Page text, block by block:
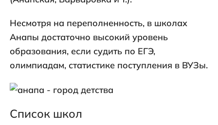
Несмотря на переполненность, в школах
Анапы достаточно высокий уровень
образования, если судить по ЕГЭ,
олимпиадам, статистике поступления в ВУЗы.
Список школ